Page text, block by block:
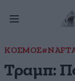
ΚΟΣΜΟΣ
Τραμπ: